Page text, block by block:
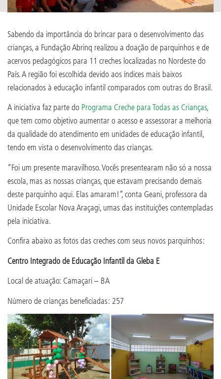
Sabendo da importância do brincar para o desenvolvimento das
crianças, a Fundação Abrinq realizou a doação de parquinhos e de
acervos pedagógicos para 11 creches localizadas no Nordeste do
País. A região foi escolhida devido aos índices mais baixos
relacionados à educação infantil comparados com outras do Brasil.
A iniciativa faz parte do Programa Creche para Todas as Crianças,
que tem como objetivo aumentar o acesso e assessorar a melhoria
da qualidade do atendimento em unidades de educação infantil,
tendo em vista o desenvolvimento das crianças.
“Foi um presente maravilhoso. Vocês presentearam não só a nossa
escola, mas as nossas crianças, que estavam precisando demais
deste parquinho aqui. Elas amaram!”, conta Geani, professora da
Unidade Escolar Nova Araçagi, umas das instituições contempladas
pela iniciativa.
Confira abaixo as fotos das creches com seus novos parquinhos:
Centro Integrado de Educação Infantil da Gleba E
Local de atuação: Camaçari – BA
Número de crianças beneficiadas: 257